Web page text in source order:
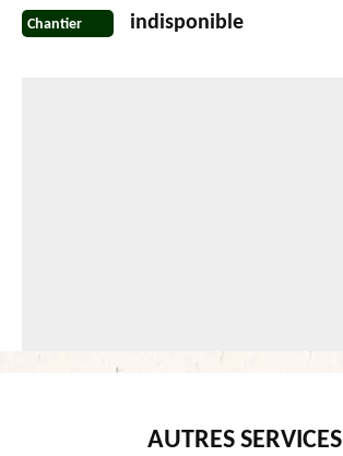
Chantier indisponible
AUTRES SERVICES